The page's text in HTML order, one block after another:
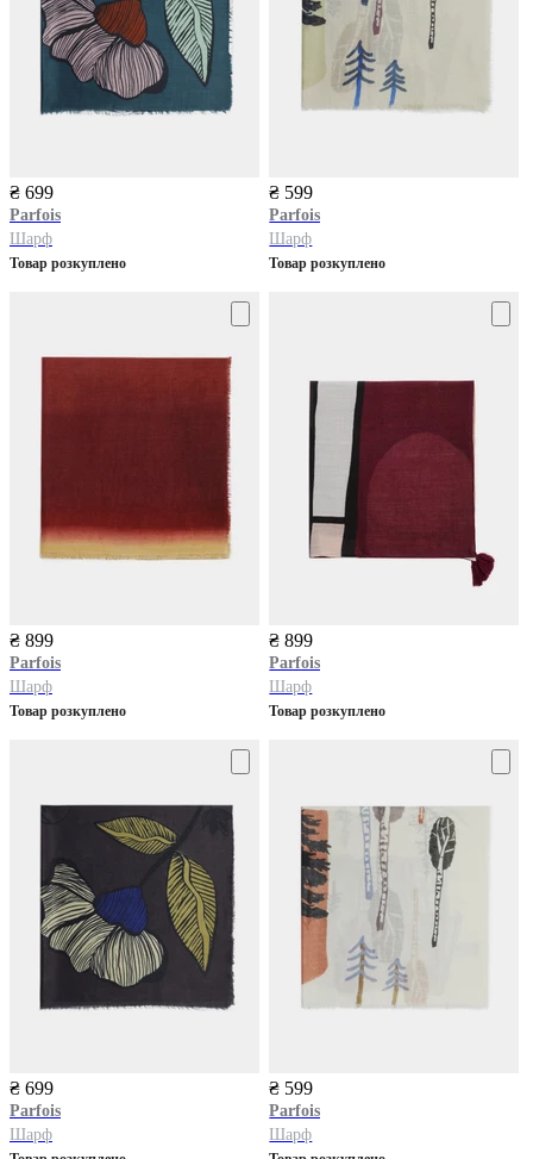
₴ 699
Parfois
Шарф
Товар розкуплено
₴ 599
Parfois
Шарф
Товар розкуплено
₴ 899
Parfois
Шарф
Товар розкуплено
₴ 899
Parfois
Шарф
Товар розкуплено
₴ 699
Parfois
Шарф
₴ 599
Parfois
Шарф